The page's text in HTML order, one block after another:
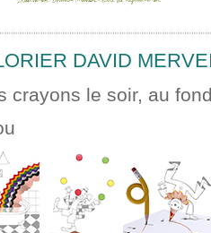
DAVID
crayons le soir, au